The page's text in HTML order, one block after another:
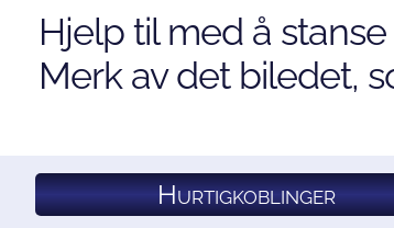
Hjelp til med å
Merk av det biledet,
Hurtigkoblinger